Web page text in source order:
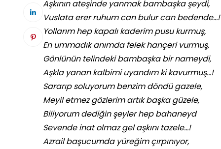
Aşkının ateşinde yanmak bambaşka şeydi,
Vuslata erer ruhum can bulur can bedende…!
Yollarım hep kapalı kaderim pusu kurmuş,
En ummadık anımda felek hançeri vurmuş,
Gönlünün telindeki bambaşka bir nameydi,
Aşkla yanan kalbimi uyandım ki kavurmuş…!
Sararıp soluyorum benzim döndü gazele,
Meyil etmez gözlerim artık başka güzele,
Biliyorum dediğin şeyler hep bahaneyd
Sevende inat olmaz gel aşkını tazele…!
Azrail başucumda yüreğim çırpınıyor,